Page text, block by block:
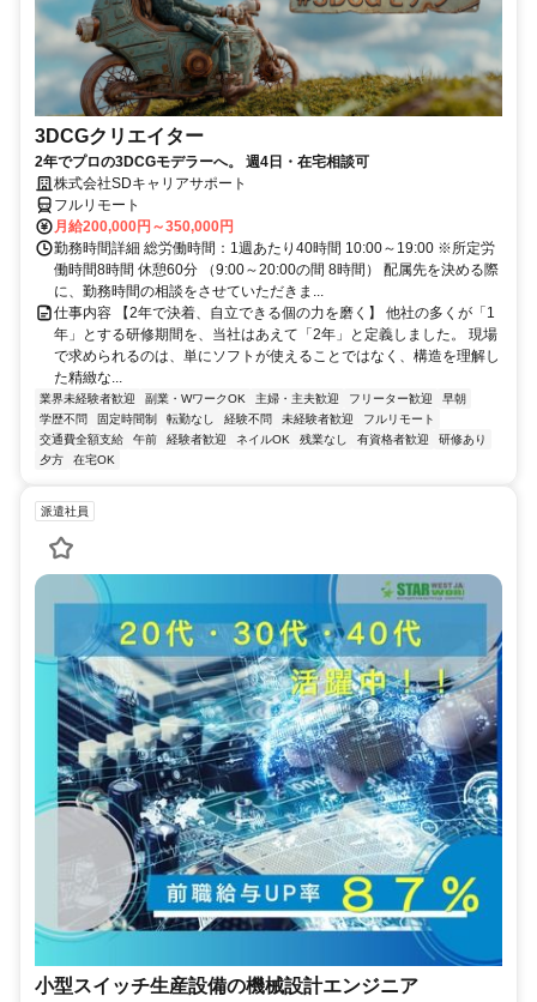
3DCGクリエイター
2年でプロの3DCGモデラーへ。 週4日・在宅相談可
株式会社SDキャリアサポート
フルリモート
月給200,000円～350,000円
勤務時間詳細 総労働時間：1週あたり40時間 10:00～19:00 ※所定労
働時間8時間 休憩60分 （9:00～20:00の間 8時間） 配属先を決める際
に、勤務時間の相談をさせていただきま...
仕事内容 【2年で決着、自立できる個の力を磨く】 他社の多くが「1
年」とする研修期間を、当社はあえて「2年」と定義しました。 現場
で求められるのは、単にソフトが使えることではなく、構造を理解し
た精緻な...
業界未経験者歓迎 副業・WワークOK 主婦・主夫歓迎 フリーター歓迎
早朝
学歴不問
固定時間制 転勤なし 経験不問 未経験者歓迎
フルリモート
交通費全額支給
午前 経験者歓迎 ネイルOK 残業なし 有資格者歓迎
研修あり
夕方
在宅OK
派遣社員
小型スイッチ生産設備の機械設計エンジニア